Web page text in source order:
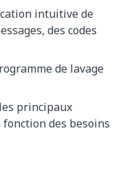
intuitive de
des codes
de lavage
principaux
des besoins